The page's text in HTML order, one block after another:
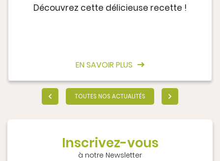
Découvrez cette délicieuse recette !
EN SAVOIR PLUS
TOUTES NOS ACTUALITÉS
Inscrivez-vous
à notre Newsletter